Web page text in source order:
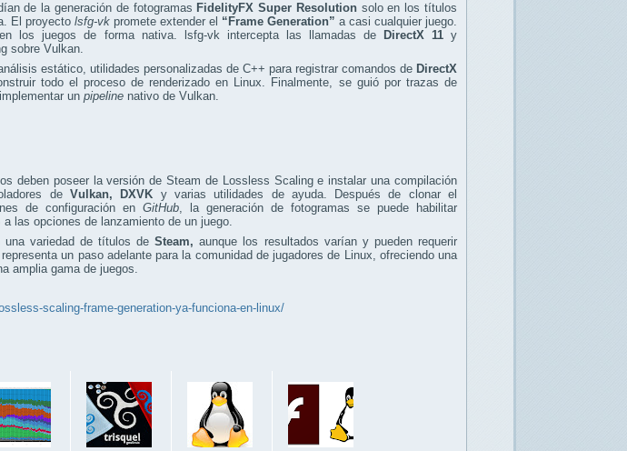
de la generación de fotogramas FidelityFX Super Resolutionsolo en los títulos
El proyecto lsfg-vk promete extender el “Frame Generation” a casi cualquier juego.
los juegos de forma nativa. lsfg-vk intercepta las llamadas de
DirectX 11y
sobre Vulkan.
estático, utilidades personalizadas de C++ para registrar comandos de DirectX
todo el proceso de renderizado en Linux. Finalmente, se guió por trazas de
un pipeline nativo de Vulkan.
deben poseer la versión de Steam de Lossless Scaling e instalar una compilación
deVulkan, DXVK y varias utilidades de ayuda. Después de clonar el
de configuración en GitHub, la generación de fotogramas se puede habilitar
a las opciones de lanzamiento de un juego.
una variedad de títulos deSteam, aunque los resultados varían y pueden requerir
un paso adelante para la comunidad de jugadores de Linux, ofreciendo una
amplia gama de juegos.
scaling-frame-generation-ya-funciona-en-linux/